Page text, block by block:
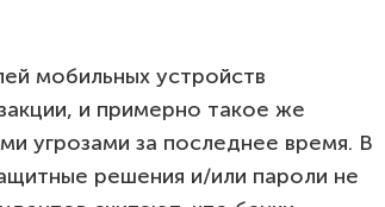
мобильных устройств
и примерно такое же
угрозами за последнее время. В
решения и/или пароли не